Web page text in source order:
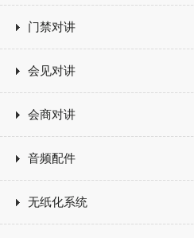
门禁对讲
会见对讲
会商对讲
音频配件
无纸化系统